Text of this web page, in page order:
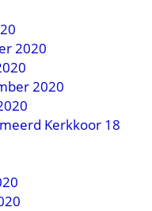
2020
2020
Kerkkoor 18